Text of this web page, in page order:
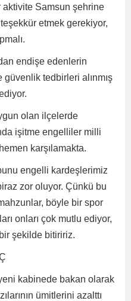
aktivite Samsun şehrine
etmek gerekiyor,
endişe edenlerin
tedbirleri alınmış
olan ilçelerde
işitme engelliler milli
karşılamakta.
engelli kardeşlerimiz
zor oluyor. Çünkü bu
böyle bir spor
onları çok mutlu ediyor,
şekilde bitiririz.
yeni kabinede bakan olarak
ümitlerini azalttı